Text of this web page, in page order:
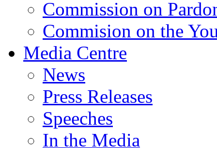
Commission on
Commision on the
Media Centre
News
Press Releases
Speeches
In the Media